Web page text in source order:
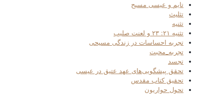
تایم و عیسی مسیح
تثلیث
تثنیه
تثنیه ۲۱: ۲۳ و لعنت صلیب
تجربه احساسات در زندگی مسیحی
تجربه_محبت
تجسد
تحقق پیشگویی‌های عهد عتیق در عیسی
تحقیق کتاب مقدس
تحول حواریون